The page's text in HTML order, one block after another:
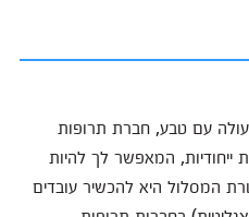
עם טבע, חברת תרופות
ייחודיות, המאפשר לך להיות
המסלול היא להכשיר עובדים